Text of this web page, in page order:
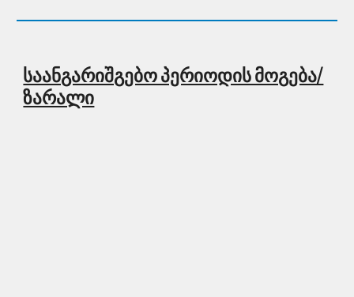
საანგარიშგებო პერიოდის მოგება/
ზარალი